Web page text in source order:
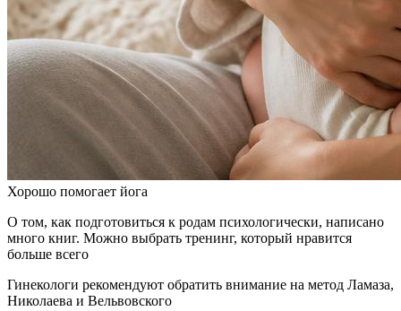
Хорошо помогает йога
О том, как подготовиться к родам психологически, написано
много книг. Можно выбрать тренинг, который нравится
больше всего
Гинекологи рекомендуют обратить внимание на метод Ламаза,
Николаева и Вельвовского